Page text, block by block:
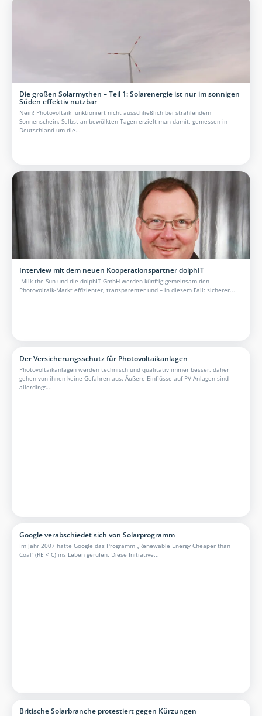
Die großen Solarmythen – Teil 1: Solarenergie ist nur im sonnigen
Süden effektiv nutzbar
Nein! Photovoltaik funktioniert nicht ausschließlich bei strahlendem
Sonnenschein. Selbst an bewölkten Tagen erzielt man damit, gemessen in
Deutschland um die...
Interview mit dem neuen Kooperationspartner dolphIT
Milk the Sun und die dolphIT GmbH werden künftig gemeinsam den
Photovoltaik-Markt effizienter, transparenter und – in diesem Fall: sicherer...
Der Versicherungsschutz für Photovoltaikanlagen
Photovoltaikanlagen werden technisch und qualitativ immer besser, daher
gehen von ihnen keine Gefahren aus. Äußere Einflüsse auf PV-Anlagen sind
allerdings...
Google verabschiedet sich von Solarprogramm
Im Jahr 2007 hatte Google das Programm „Renewable Energy Cheaper than
Coal“ (RE < C) ins Leben gerufen. Diese Initiative...
Britische Solarbranche protestiert gegen Kürzungen